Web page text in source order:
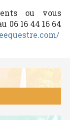
ou vous
06 16 44 16 64